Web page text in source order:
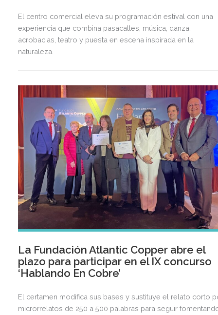
El centro comercial eleva su programación estival con una
experiencia que combina pasacalles, música, danza,
acrobacias, teatro y puesta en escena inspirada en la
naturaleza.
La Fundación Atlantic Copper abre el
plazo para participar en el IX concurso
‘Hablando En Cobre’
El certamen modifica sus bases y sustituye el relato corto
microrrelatos de 250 a 500 palabras para seguir